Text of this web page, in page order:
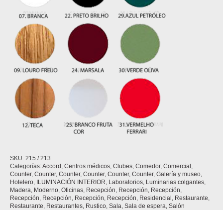
SKU: 215 / 213
Categorías:Accord , Centros médicos, Clubes, Comedor, Comercial ,
Counter, Counter, Counter, Counter, Counter, Counter, Galería y museo,
Hotelero, ILUMINACIÓN INTERIOR, Laboratorios, Luminarias colgantes,
Madera, Moderno, Oficinas, Recepción, Recepción, Recepción,
Recepción, Recepción, Recepción, Recepción, Residencial , Restaurante,
Restaurante, Restaurantes, Rustico, Sala, Sala de espera, Salón